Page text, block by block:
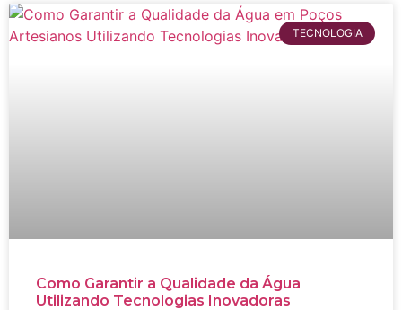
TECNOLOGIA
Como Garantir a Qualidade da Água
Utilizando Tecnologias Inovadoras